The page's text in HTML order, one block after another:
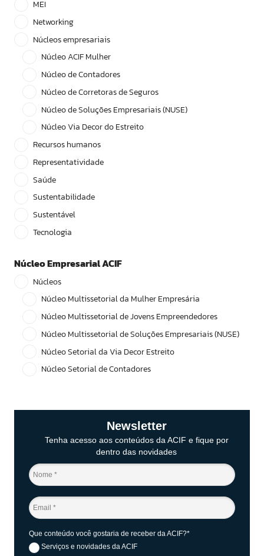
MEI
Networking
Núcleos empresariais
Núcleo ACIF Mulher
Núcleo de Contadores
Núcleo de Corretoras de Seguros
Núcleo de Soluções Empresariais (NUSE)
Núcleo Via Decor do Estreito
Recursos humanos
Representatividade
Saúde
Sustentabilidade
Sustentável
Tecnologia
Núcleo Empresarial ACIF
Núcleos
Núcleo Multissetorial da Mulher Empresária
Núcleo Multissetorial de Jovens Empreendedores
Núcleo Multissetorial de Soluções Empresariais (NUSE)
Núcleo Setorial da Via Decor Estreito
Núcleo Setorial de Contadores
Newsletter
Tenha acesso aos conteúdos da ACIF e fique por
dentro das novidades
Que conteúdo você gostaria de receber da ACIF?*
Serviços e novidades da ACIF